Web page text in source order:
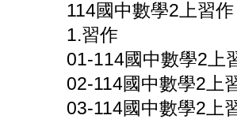
114國中數學2上習作
1.習作
01-114國中數學2上
02-114國中數學2上
03-114國中數學2上